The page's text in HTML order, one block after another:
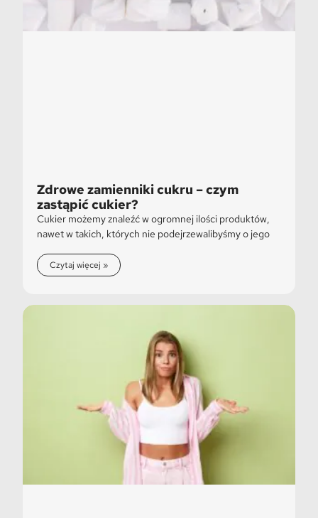
Zdrowe zamienniki cukru – czym
zastąpić cukier?
Cukier możemy znaleźć w ogromnej ilości produktów,
nawet w takich, których nie podejrzewalibyśmy o jego
Czytaj więcej »